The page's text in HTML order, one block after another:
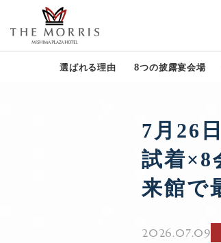
選ばれる理由 8つの披露宴会場
7月26
試着×8
来館で
2026.07.09